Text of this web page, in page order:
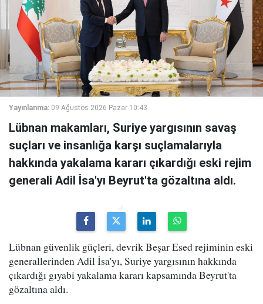
Yayınlanma: 09 Ağustos 2026 Pazar 10:43
Lübnan makamları, Suriye yargısının savaş
suçları ve insanlığa karşı suçlamalarıyla
hakkında yakalama kararı çıkardığı eski rejim
generali Adil İsa'yı Beyrut'ta gözaltına aldı.
Lübnan güvenlik güçleri, devrik Beşar Esed rejiminin eski
generallerinden Adil İsa'yı, Suriye yargısının hakkında
çıkardığı gıyabi yakalama kararı kapsamında Beyrut'ta
gözaltına aldı.